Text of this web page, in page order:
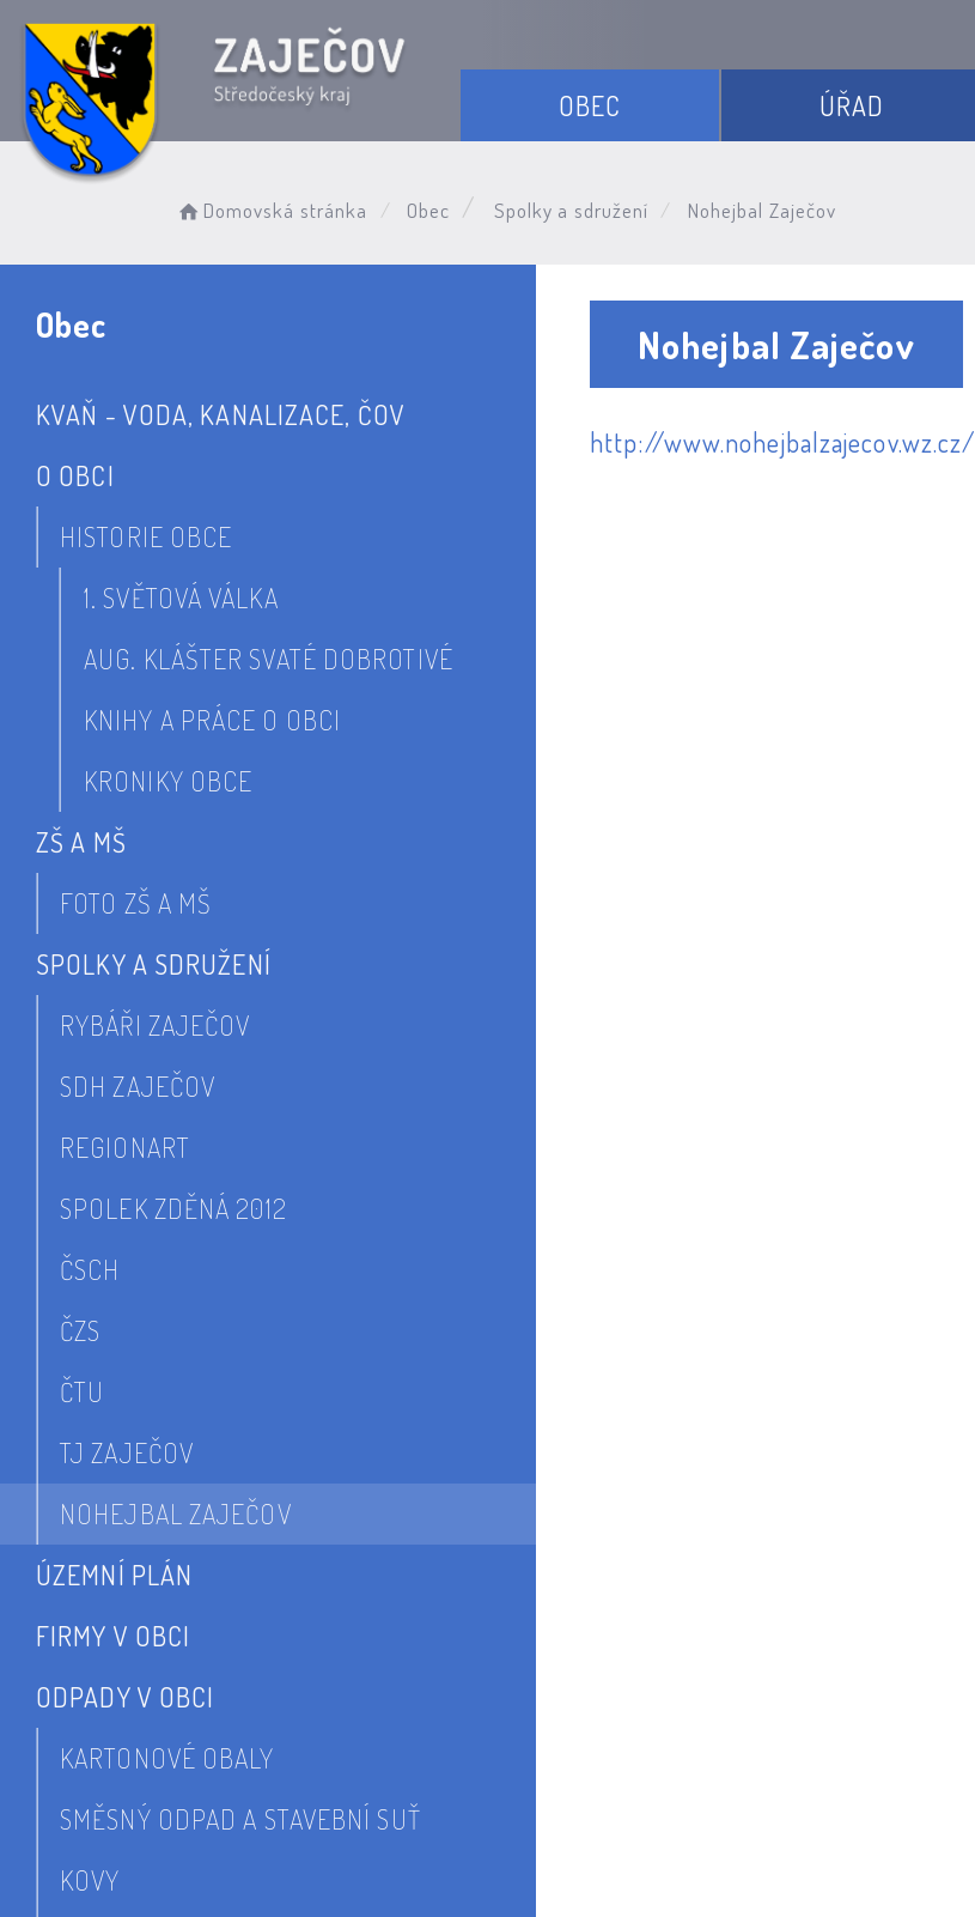
OBEC ÚŘAD
Domovská stránka Obec Spolky a sdružení Nohejbal Zaječov
Obec
KVAŇ - VODA, KANALIZACE, ČOV
O OBCI
HISTORIE OBCE
1. SVĚTOVÁ VÁLKA
AUG. KLÁŠTER SVATÉ DOBROTIVÉ
KNIHY A PRÁCE O OBCI
KRONIKY OBCE
ZŠ A MŠ
FOTO ZŠ A MŠ
SPOLKY A SDRUŽENÍ
RYBÁŘI ZAJEČOV
SDH ZAJEČOV
REGIONART
SPOLEK ZDĚNÁ 2012
ČSCH
ČZS
ČTU
TJ ZAJEČOV
NOHEJBAL ZAJEČOV
ÚZEMNÍ PLÁN
FIRMY V OBCI
ODPADY V OBCI
KARTONOVÉ OBALY
SMĚSNÝ ODPAD A STAVEBNÍ SUŤ
KOVY
Nohejbal Zaječov
http://www.nohejbalzajecov.wz.cz/